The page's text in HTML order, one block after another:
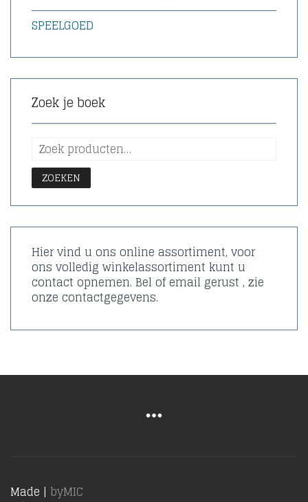
SPEELGOED
Zoek je boek
ZOEKEN
Hier vind u ons online assortiment, voor
ons volledig winkelassortiment kunt u
contact opnemen. Bel of email gerust , zie
onze contactgegevens.
Made | byMIC